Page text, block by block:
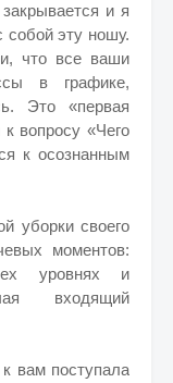
и я
эту ношу.
что все ваши
в графике,
Это «первая
вопросу «Чего
к осознанным
уборки своего
моментов:
уровнях и
входящий
вам поступала